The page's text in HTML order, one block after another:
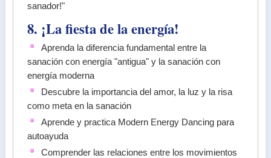
sanador!"
8. ¡La fiesta de la energía!
Aprenda la diferencia fundamental entre la
sanación con energía "antigua" y la sanación con
energía moderna
Descubre la importancia del amor, la luz y la risa
como meta en la sanación
Aprende y practica Modern Energy Dancing para
autoayuda
Comprender las relaciones entre los movimientos